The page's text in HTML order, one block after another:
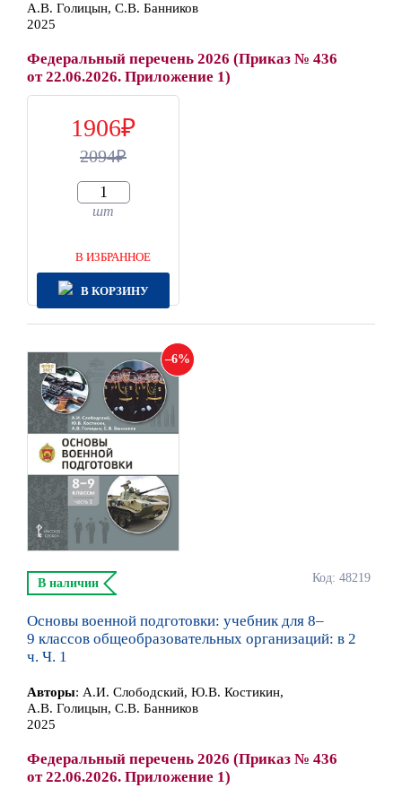
А.В. Голицын, С.В. Банников
2025
Федеральный перечень 2026 (Приказ № 436
от 22.06.2026. Приложение 1)
1906
2094
шт
В ИЗБРАННОЕ
В КОРЗИНУ
6
Код: 48219
В наличии
Основы военной подготовки: учебник для 8–
9 классов общеобразовательных организаций: в 2
ч. Ч. 1
Авторы: А.И. Слободский, Ю.В. Костикин,
А.В. Голицын, С.В. Банников
2025
Федеральный перечень 2026 (Приказ № 436
от 22.06.2026. Приложение 1)